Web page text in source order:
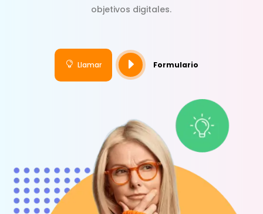
objetivos digitales.
 Llamar E Formulario